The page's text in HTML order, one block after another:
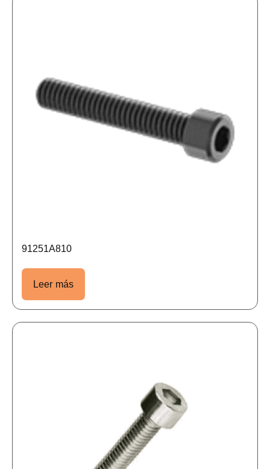
91251A810
Leer más